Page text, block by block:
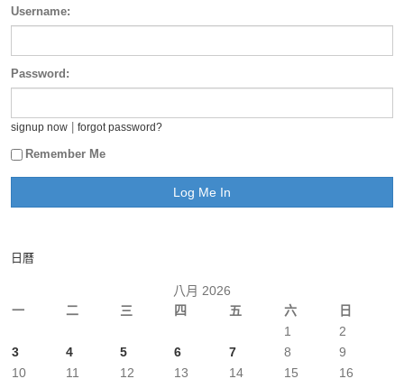
Username:
Password:
signup now forgot password?
Remember Me
日曆
八月 2026
一
二 三 四 五 六 日
1
2
3
4 5 6 7 8
9
10
11 12 13 14 15
16